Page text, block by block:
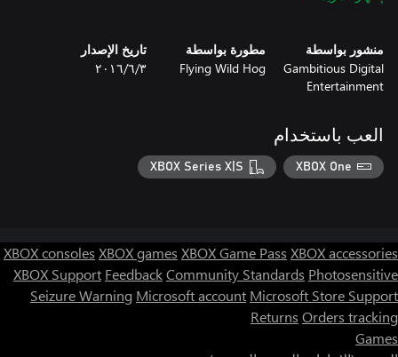
منشور بواسطة
Gambitious Digital
Entertainment
مطورة بواسطة
Flying Wild Hog
تاريخ الإصدار
٣‏/٦‏/٢٠١٦
العب باستخدام
XBOX One
XBOX Series X|S
XBOX consoles XBOX games XBOX Game Pass XBOX accessories
XBOX Support FeedbackCommunity Standards Photosensitive
Seizure Warning Microsoft account Microsoft Store Support
Returns Orders tracking
Games